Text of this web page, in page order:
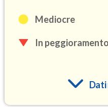
Mediocre
In peggioramento
Dati